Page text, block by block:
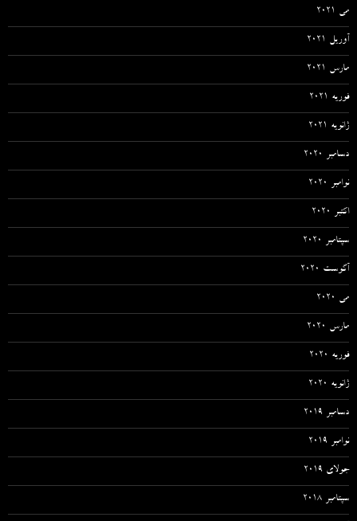
می 2021
آوریل 2021
مارس 2021
فوریه 2021
ژانویه 2021
دسامبر 2020
نوامبر 2020
اکتبر 2020
سپتامبر 2020
آگوست 2020
می 2020
مارس 2020
فوریه 2020
ژانویه 2020
دسامبر 2019
نوامبر 2019
جولای 2019
سپتامبر 2018